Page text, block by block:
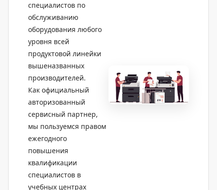
специалистов по
обслуживанию
оборудования любого
уровня всей
продуктовой линейки
вышеназванных
производителей.
Как официальный
авторизованный
сервисный партнер,
мы пользуемся правом
ежегодного
повышения
квалификации
специалистов в
учебных центрах